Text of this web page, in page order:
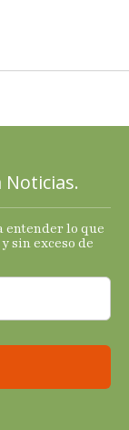
entender lo que
sin exceso de